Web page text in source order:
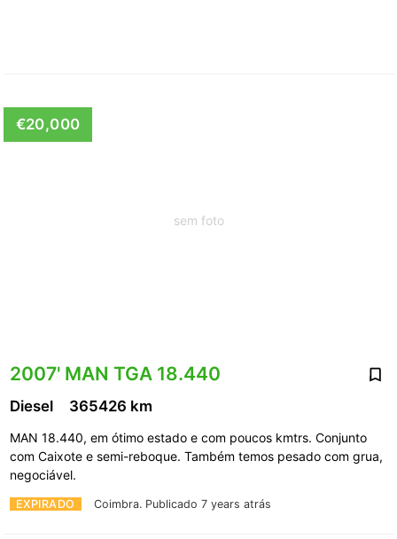
sem foto
€20,000
2007' MAN TGA 18.440
EXPIRADO Coimbra. Publicado 7 years atrás
Diesel 365426 km
MAN 18.440, em ótimo estado e com poucos kmtrs. Conjunto
com Caixote e semi-reboque. Também temos pesado com grua,
negociável.